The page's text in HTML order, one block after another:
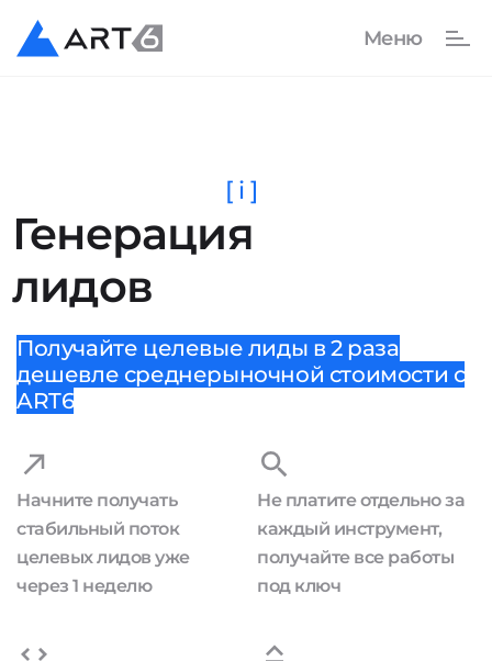
Генерация
лидов
[ i ]
Получайте целевые лиды в 2 раза
дешевле среднерыночной стоимости с
ART6
Начните получать
стабильный поток
целевых лидов уже
через 1 неделю
Не платите отдельно за
каждый инструмент,
получайте все работы
под ключ